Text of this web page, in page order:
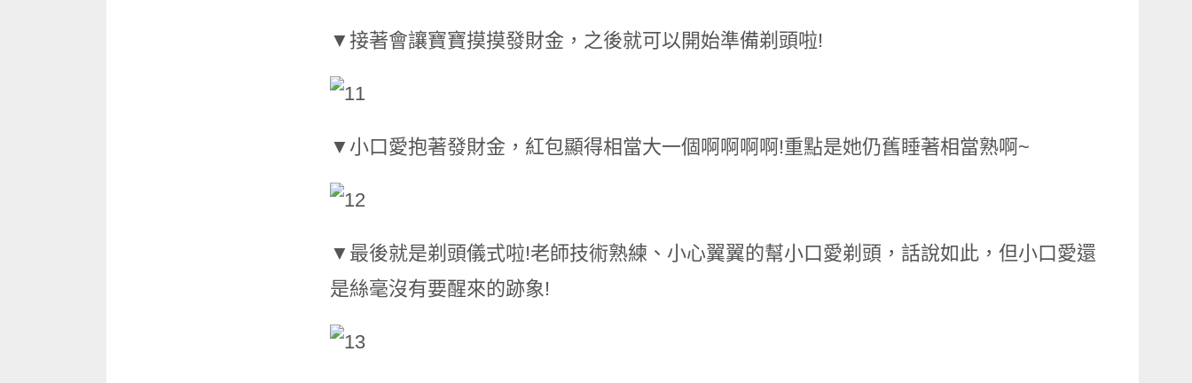
▼接著會讓寶寶摸摸發財金，之後就可以開始準備剃頭啦!
▼小口愛抱著發財金，紅包顯得相當大一個啊啊啊啊!重點是她仍舊睡著相當熟啊~
▼最後就是剃頭儀式啦!老師技術熟練、小心翼翼的幫小口愛剃頭，話說如此，但小口愛還
是絲毫沒有要醒來的跡象!